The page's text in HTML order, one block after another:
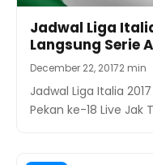
Jadwal Liga
Langsung Serie
December 22, 20172 min
Jadwal Liga Italia
Pekan ke-18 Live Jak